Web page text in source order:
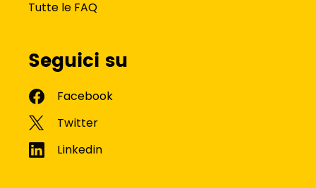
Tutte le FAQ
Seguici su